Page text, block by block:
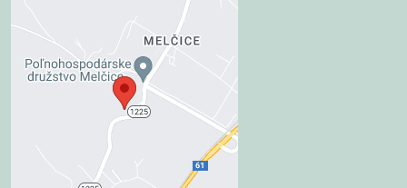
Externý obsah je
blokovaný Voľbami
súkromia
Prajete si načítať externý obsah?
Povoliť tentokrát